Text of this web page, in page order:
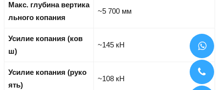
Макс. глубина вертика
льного копания
~5 700 мм
Усилие копания (ков
ш)
~145 кН
Усилие копания (руко
ять)
~108 кН